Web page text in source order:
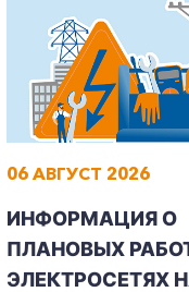
06 АВГУСТ 2026
ИНФОРМАЦИЯ О
ПЛАНОВЫХ
ЭЛЕКТРОСЕТЯХ